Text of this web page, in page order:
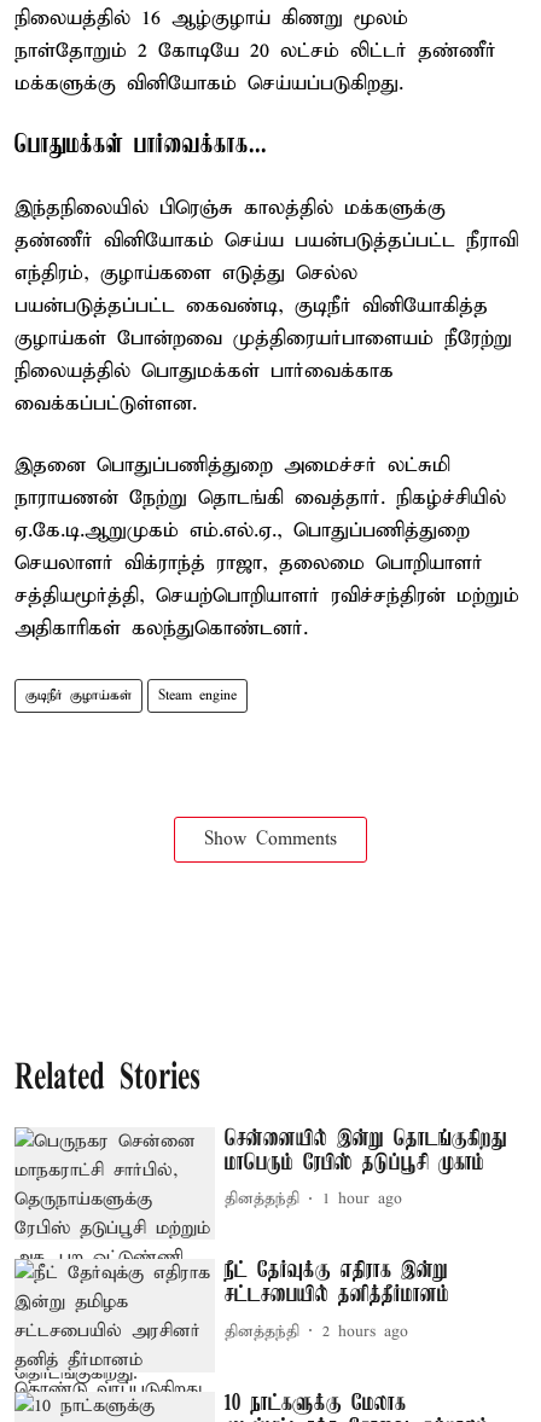
நிலையத்தில் 16 ஆழ்குழாய் கிணறு மூலம்
நாள்தோறும் 2 கோடியே 20 லட்சம் லிட்டர் தண்ணீர்
மக்களுக்கு வினியோகம் செய்யப்படுகிறது.
பொதுமக்கள் பார்வைக்காக...
இந்தநிலையில் பிரெஞ்சு காலத்தில் மக்களுக்கு
தண்ணீர் வினியோகம் செய்ய பயன்படுத்தப்பட்ட நீராவி
எந்திரம், குழாய்களை எடுத்து செல்ல
பயன்படுத்தப்பட்ட கைவண்டி, குடிநீர் வினியோகித்த
குழாய்கள் போன்றவை முத்திரையர்பாளையம் நீரேற்று
நிலையத்தில் பொதுமக்கள் பார்வைக்காக
வைக்கப்பட்டுள்ளன.
இதனை பொதுப்பணித்துறை அமைச்சர் லட்சுமி
நாராயணன் நேற்று தொடங்கி வைத்தார். நிகழ்ச்சியில்
ஏ.கே.டி.ஆறுமுகம் எம்.எல்.ஏ., பொதுப்பணித்துறை
செயலாளர் விக்ராந்த் ராஜா, தலைமை பொறியாளர்
சத்தியமூர்த்தி, செயற்பொறியாளர் ரவிச்சந்திரன் மற்றும்
அதிகாரிகள் கலந்துகொண்டனர்.
குடிநீர் குழாய்கள் Steam engine
Show Comments
Related Stories
சென்னையில் இன்று தொடங்குகிறது
மாபெரும் ரேபிஸ் தடுப்பூசி முகாம்
தினத்தந்தி 1 hour ago
நீட் தேர்வுக்கு எதிராக இன்று
சட்டசபையில் தனித்தீர்மானம்
தினத்தந்தி 2 hours ago
10 நாட்களுக்கு மேலாக